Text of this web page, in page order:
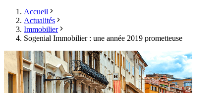
Accueil
Actualités
Immobilier
Sogenial Immobilier : une année 2019 prometteuse